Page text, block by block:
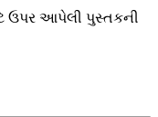
ઉપર આપેલી પુસ્તકની